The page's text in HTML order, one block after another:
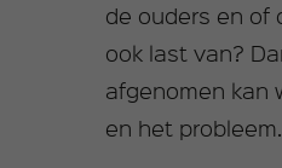
de ouders en of
ook last van?
afgenomen kan
en het probleem.